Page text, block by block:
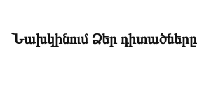
Նախկինում Ձեր դիտածները